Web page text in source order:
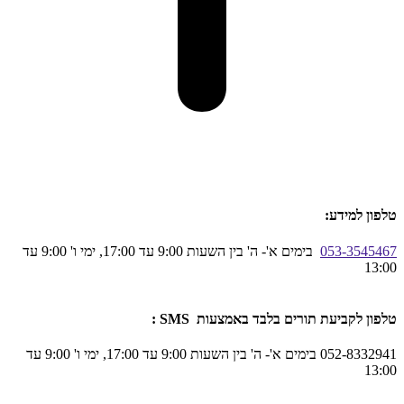
טלפון למידע:
053-3545467
בימים א'- ה' בין השעות 9:00 עד 17:00, ימי ו' 9:00 עד
13:00
טלפון לקביעת תורים בלבד באמצעות SMS :
052-8332941 בימים א'- ה' בין השעות 9:00 עד 17:00, ימי ו' 9:00 עד
13:00